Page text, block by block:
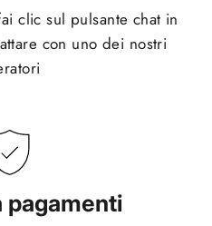
clic sul pulsante chat in
con uno dei nostri
pagamenti